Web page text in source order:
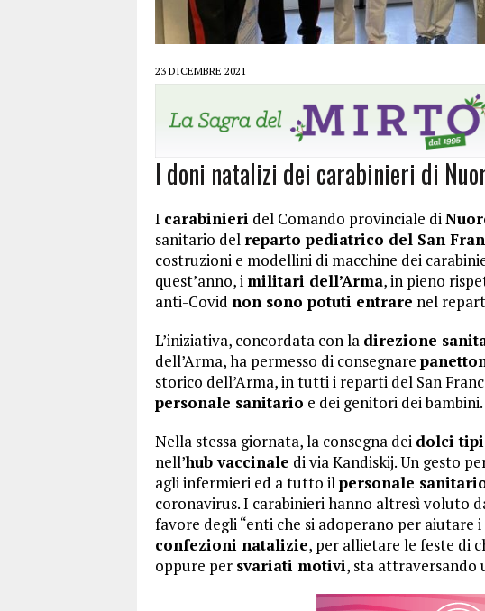
23 DICEMBRE 2021
I doni natalizi dei carabinieri di
I carabinieri del Comando provinciale di
sanitario del reparto pediatrico del San
costruzioni e modellini di macchine dei
quest’anno, i militari dell’Arma, in pieno
anti-Covid non sono potuti entrare nel
L’iniziativa, concordata con la direzione
dell’Arma, ha permesso di consegnare
storico dell’Arma, in tutti i reparti del San
personale sanitario e dei genitori dei bambini.
Nella stessa giornata, la consegna dei dolci
nell’hub vaccinale di via Kandiskij. Un gesto
agli infermieri ed a tutto ilpersonale
coronavirus. I carabinieri hanno altresì voluto
favore degli “enti che si adoperano per aiutare
confezioni natalizie, per allietare le feste di
oppure per svariati motivi, sta attraversando